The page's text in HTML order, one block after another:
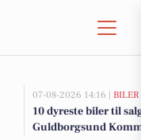
07-08-2026 14:16 | BILER
10 dyreste biler til
Guldborgsund